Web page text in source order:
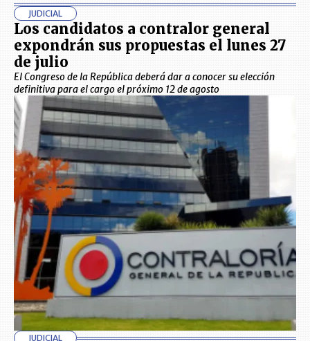
JUDICIAL
Los candidatos a contralor general
expondrán sus propuestas el lunes 27
de julio
El Congreso de la República deberá dar a conocer su elección
definitiva para el cargo el próximo 12 de agosto
JUDICIAL